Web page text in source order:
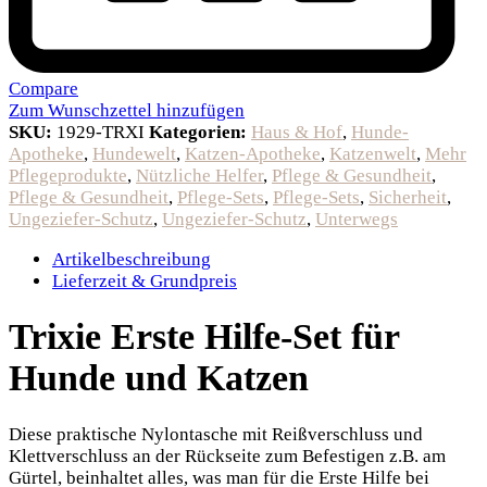
Compare
Zum Wunschzettel hinzufügen
SKU: 1929-TRXI Kategorien: Haus & Hof, Hunde-
Apotheke, Hundewelt, Katzen-Apotheke, Katzenwelt, Mehr
Pflegeprodukte, Nützliche Helfer, Pflege & Gesundheit,
Pflege & Gesundheit, Pflege-Sets, Pflege-Sets, Sicherheit,
Ungeziefer-Schutz, Ungeziefer-Schutz, Unterwegs
Artikelbeschreibung
Lieferzeit & Grundpreis
Trixie Erste Hilfe-Set für
Hunde und Katzen
Diese praktische Nylontasche mit Reißverschluss und
Klettverschluss an der Rückseite zum Befestigen z.B. am
Gürtel, beinhaltet alles, was man für die Erste Hilfe bei